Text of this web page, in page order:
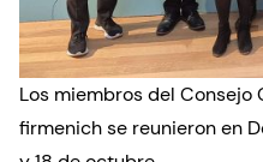
Los miembros del
firmenich se reunieron en